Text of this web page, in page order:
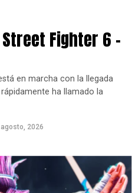
su lanzamiento, el juego
de copias vendidas
Fighter 6 –
en marcha con la llegada
ha llamado la
agosto, 2026